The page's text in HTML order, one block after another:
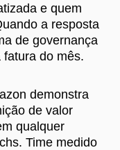
e quem
a resposta
de governança
do mês.
demonstra
de valor
qualquer
Time medido